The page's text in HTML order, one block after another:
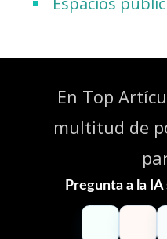
En Top
multitud de
Pregunta a la